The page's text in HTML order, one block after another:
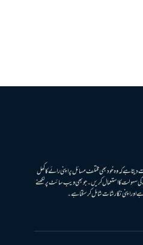
ہے کہ وہ خود بھی مختلف مسائل پر اپنی رائے کا کھل
سہولت کا استعمال کریں۔ جو بھی ویب سائٹ پر لکھنے
ہے اور اپنی نگارشات شامل کرسکتا ہے۔